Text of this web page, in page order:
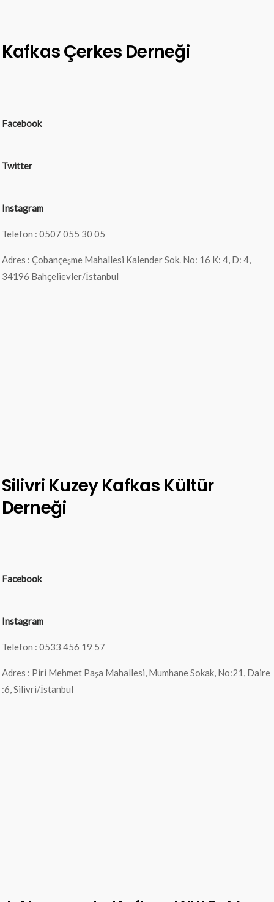
Kafkas Çerkes Derneği
Facebook
Twitter
Instagram
Telefon : 0507 055 30 05
Adres : Çobançeşme Mahallesi Kalender Sok. No: 16 K: 4, D: 4,
34196 Bahçelievler/İstanbul
Silivri Kuzey Kafkas Kültür
Derneği
Facebook
Instagram
Telefon : 0533 456 19 57
Adres : Piri Mehmet Paşa Mahallesi, Mumhane Sokak, No:21, Daire
:6, Silivri/İstanbul